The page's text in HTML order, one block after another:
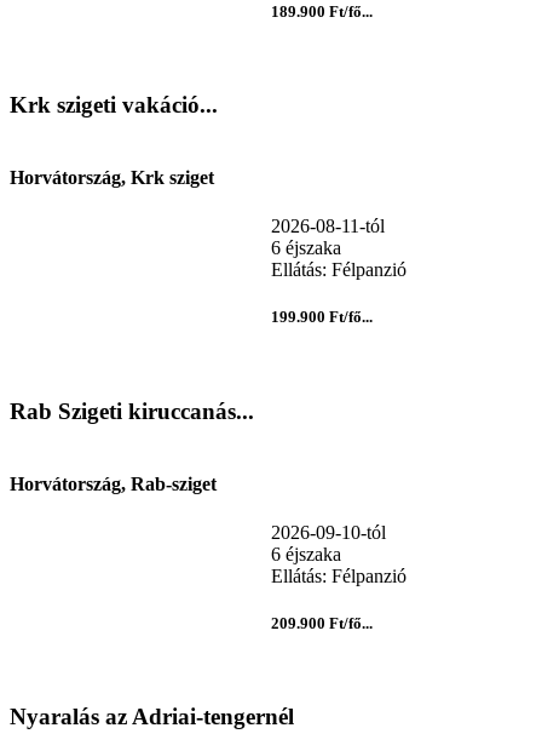
189.900 Ft/fő...
Krk szigeti vakáció...
Horvátország, Krk sziget
2026-08-11-tól
6 éjszaka
Ellátás: Félpanzió
199.900 Ft/fő...
Rab Szigeti kiruccanás...
Horvátország, Rab-sziget
2026-09-10-tól
6 éjszaka
Ellátás: Félpanzió
209.900 Ft/fő...
Nyaralás az Adriai-tengernél